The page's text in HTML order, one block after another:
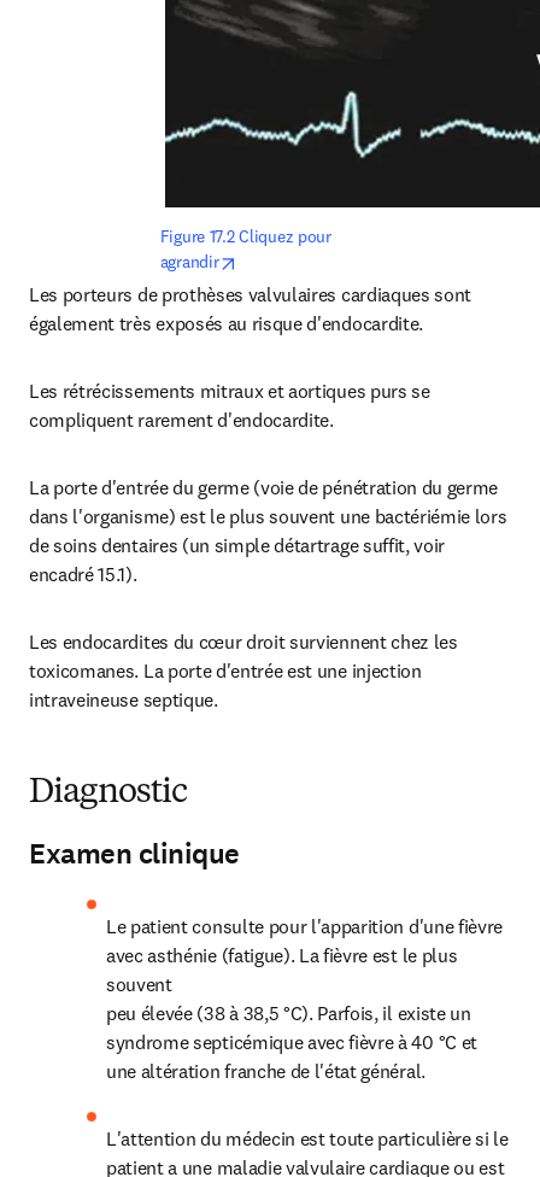
Figure 17.2 Cliquez pour
agrandir
Les porteurs de prothèses valvulaires cardiaques sont
également très exposés au risque d'endocardite.
Les rétrécissements mitraux et aortiques purs se
compliquent rarement d'endocardite.
La porte d'entrée du germe (voie de pénétration du germe
dans l'organisme) est le plus souvent une bactériémie lors
de soins dentaires (un simple détartrage suffit, voir
encadré 15.1).
Les endocardites du cœur droit surviennent chez les
toxicomanes. La porte d'entrée est une injection
intraveineuse septique.
Diagnostic
Examen clinique
Le patient consulte pour l'apparition d'une fièvre
avec asthénie (fatigue). La fièvre est le plus
souvent
peu élevée (38 à 38,5 °C). Parfois, il existe un
syndrome septicémique avec fièvre à 40 °C et
une altération franche de l'état général.
L'attention du médecin est toute particulière si le
patient a une maladie valvulaire cardiaque ou est